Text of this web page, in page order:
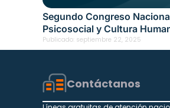
Segundo Congreso
Psicosocial y Cultura
Transformación Empresarial
Publicado: septiembre 22, 2025
Contáctanos